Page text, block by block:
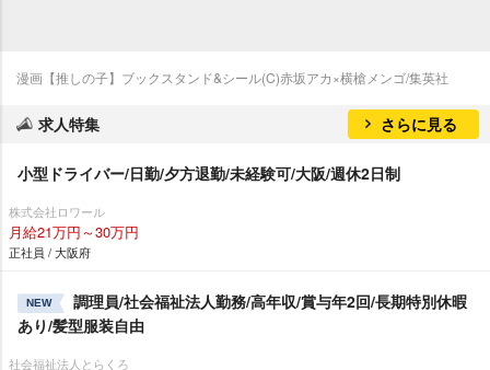
漫画【推しの子】ブックスタンド&シール(C)赤坂アカ×横槍メンゴ/集英社
求人特集 さらに見る
小型ドライバー/日勤/夕方退勤/未経験可/大阪/週休2日制
株式会社ロワール
月給21万円～30万円
正社員 / 大阪府
NEW
調理員/社会福祉法人勤務/高年収/賞与年2回/長期特別休暇
あり/髪型服装自由
社会福祉法人とらくろ